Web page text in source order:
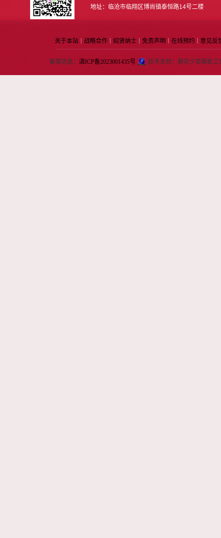
地址：临沧市临翔区博尚镇泰恒路14号二楼
关于本站｜ 战略合作｜ 招贤纳士｜ 免责声明 在线预约 意见反
备案信息： 滇ICP备2023001435号 技术支持：朝花夕拾摄影工